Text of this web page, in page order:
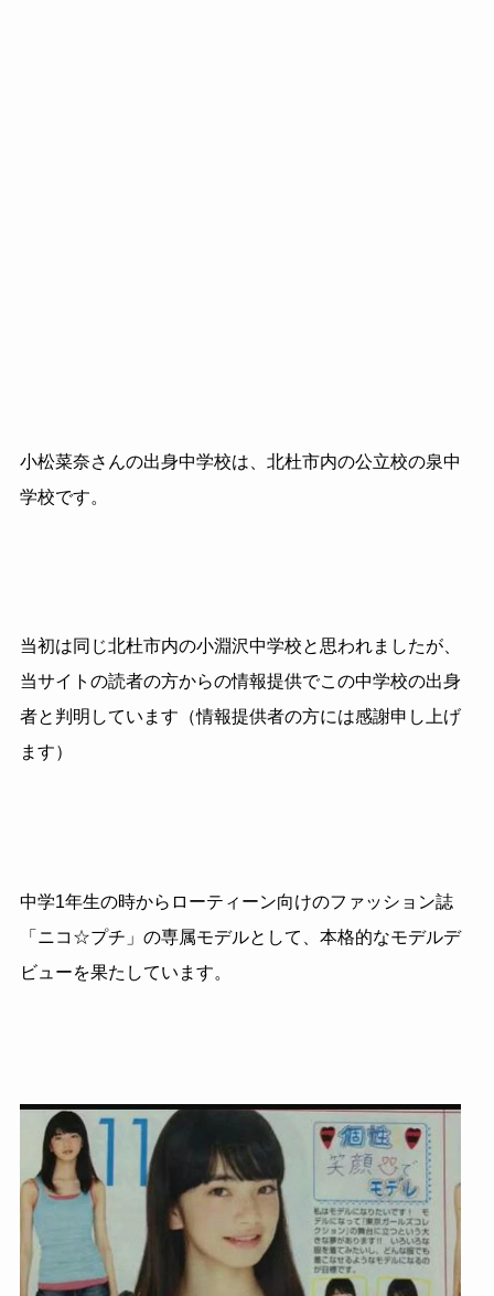
小松菜奈さんの出身中学校は、北杜市内の公立校の泉中
学校です。
当初は同じ北杜市内の小淵沢中学校と思われましたが、
当サイトの読者の方からの情報提供でこの中学校の出身
者と判明しています（情報提供者の方には感謝申し上げ
ます）
中学1年生の時からローティーン向けのファッション誌
「ニコ☆プチ」の専属モデルとして、本格的なモデルデ
ビューを果たしています。